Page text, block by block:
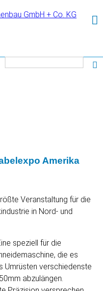
Amerika
Veranstaltung für die
in Nord- und
speziell für die
die es
Umrüsten verschiedenste
abzulängen.